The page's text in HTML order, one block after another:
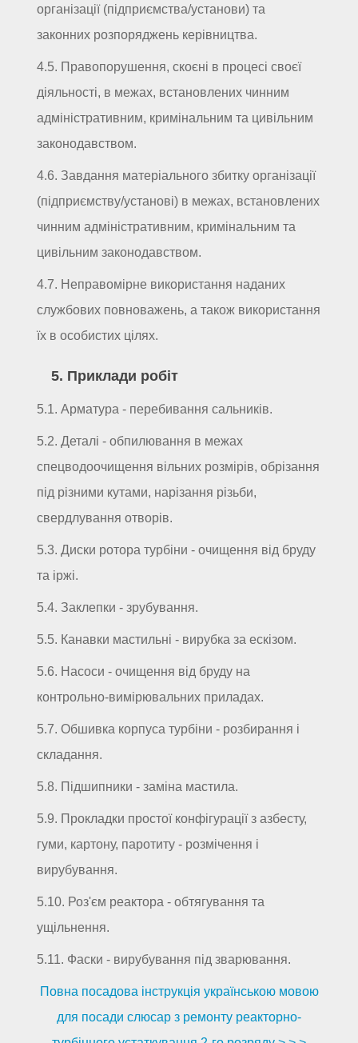
організації (підприємства/установи) та
законних розпоряджень керівництва.
4.5. Правопорушення, скоєні в процесі своєї
діяльності, в межах, встановлених чинним
адміністративним, кримінальним та цивільним
законодавством.
4.6. Завдання матеріального збитку організації
(підприємству/установі) в межах, встановлених
чинним адміністративним, кримінальним та
цивільним законодавством.
4.7. Неправомірне використання наданих
службових повноважень, а також використання
їх в особистих цілях.
5. Приклади робіт
5.1. Арматура - перебивання сальників.
5.2. Деталі - обпилювання в межах
спецводоочищення вільних розмірів, обрізання
під різними кутами, нарізання різьби,
свердлування отворів.
5.3. Диски ротора турбіни - очищення від бруду
та іржі.
5.4. Заклепки - зрубування.
5.5. Канавки мастильні - вирубка за ескізом.
5.6. Насоси - очищення від бруду на
контрольно-вимірювальних приладах.
5.7. Обшивка корпуса турбіни - розбирання і
складання.
5.8. Підшипники - заміна мастила.
5.9. Прокладки простої конфігурації з азбесту,
гуми, картону, паротиту - розмічення і
вирубування.
5.10. Роз'єм реактора - обтягування та
ущільнення.
5.11. Фаски - вирубування під зварювання.
Повна посадова інструкція українською мовою
для посади слюсар з ремонту реакторно-